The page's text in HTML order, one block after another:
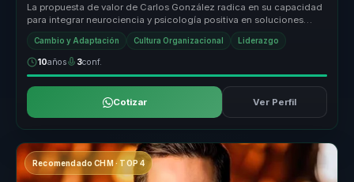
La propuesta de valor de Carlos González radica en su capacidad
para integrar neurociencia y psicología positiva en soluciones
prácticas ...
Cambio y Adaptación Cultura Organizacional Liderazgo
10años 3conf.
Cotizar Ver Perfil
Recomendado CHM · TOP 4